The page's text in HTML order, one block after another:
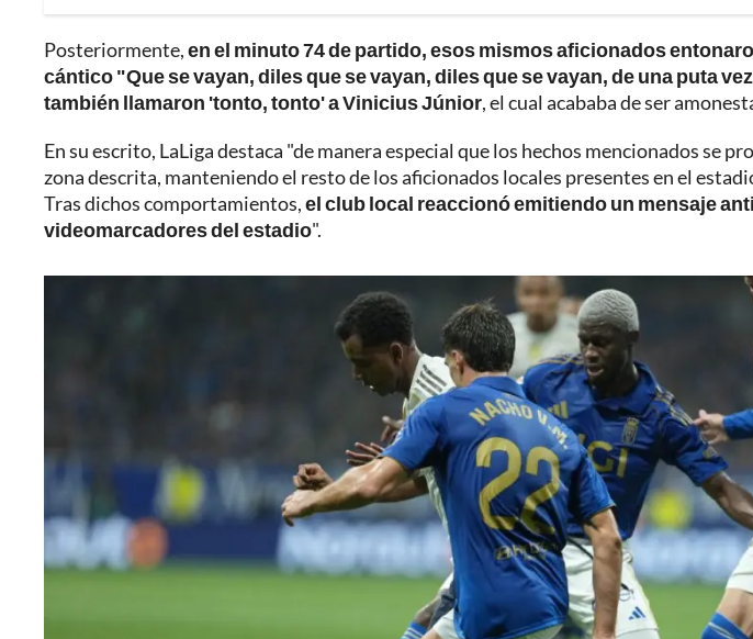
Posteriormente,en el minuto 74 de partido, esos mismos aficionados
cántico "Que se vayan, diles que se vayan, diles que se vayan, de una puta
también llamaron 'tonto, tonto' a Vinicius Júnior, el cual acababa de ser
En su escrito, LaLiga destaca "de manera especial que los hechos mencionados se
zona descrita, manteniendo el resto de los aficionados locales presentes en el
Tras dichos comportamientos,el club local reaccionó emitiendo un mensaje
videomarcadores del estadio".